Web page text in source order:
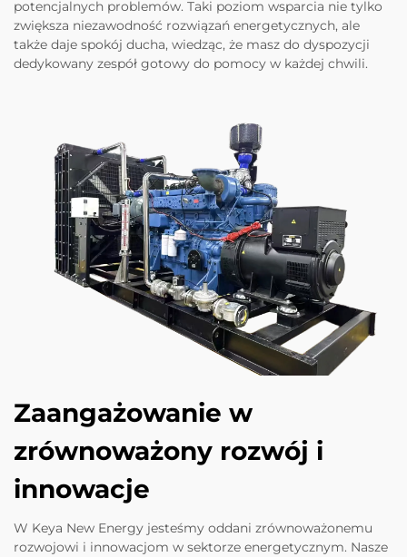
potencjalnych problemów. Taki poziom wsparcia nie tylko
zwiększa niezawodność rozwiązań energetycznych, ale
także daje spokój ducha, wiedząc, że masz do dyspozycji
dedykowany zespół gotowy do pomocy w każdej chwili.
Zaangażowanie w
zrównoważony rozwój i
innowacje
W Keya New Energy jesteśmy oddani zrównoważonemu
rozwojowi i innowacjom w sektorze energetycznym. Nasze